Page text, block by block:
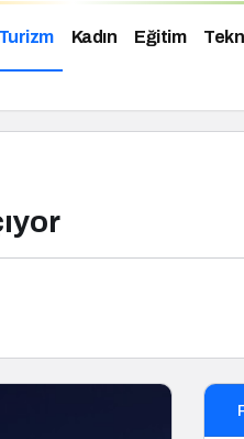
Turizm Kadın Eğitim